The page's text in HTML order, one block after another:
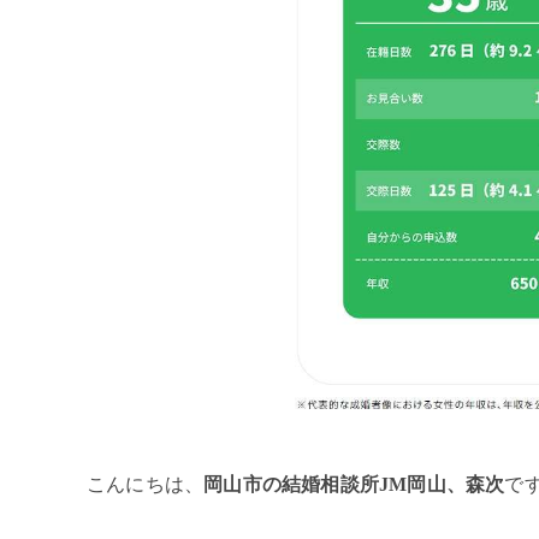
こんにちは、 岡山市の結婚相談所JM岡山、森次で